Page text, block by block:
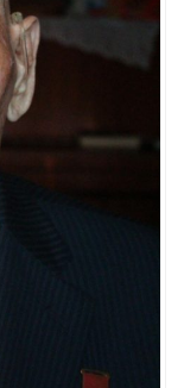
Митрофановича